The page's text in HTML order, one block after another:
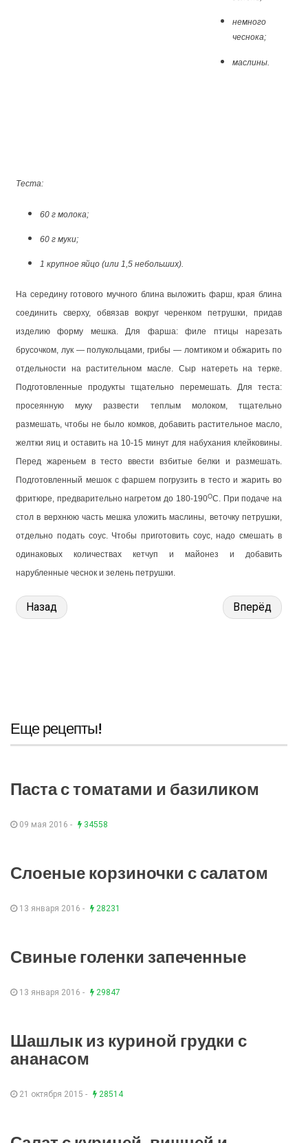
немного
чеснока;
маслины.
Теста:
60 г молока;
60 г муки;
1 крупное яйцо (или 1,5 небольших).
На середину готового мучного блина выложить фарш, края блина
соединить сверху, обвязав вокруг черенком петрушки, придав
изделию форму мешка. Для фарша: филе птицы нарезать
брусочком, лук — полукольцами, грибы — ломтиком и обжарить по
отдельности на растительном масле. Сыр натереть на терке.
Подготовленные продукты тщательно перемешать. Для теста:
просеянную муку развести теплым молоком, тщательно
размешать, чтобы не было комков, добавить растительное масло,
желтки яиц и оставить на 10-15 минут для набухания клейковины.
Перед жареньем в тесто ввести взбитые белки и размешать.
Подготовленный мешок с фаршем погрузить в тесто и жарить во
фритюре, предварительно нагретом до 180-190ОС. При подаче на
стол в верхнюю часть мешка уложить маслины, веточку петрушки,
отдельно подать соус. Чтобы приготовить соус, надо смешать в
одинаковых количествах кетчуп и майонез и добавить
нарубленные чеснок и зелень петрушки.
Назад Вперёд
Еще рецепты!
Паста с томатами и базиликом
09 мая 2016 - 34558
Слоеные корзиночки с салатом
13 января 2016 - 28231
Свиные голенки запеченные
13 января 2016 - 29847
Шашлык из куриной грудки с
ананасом
21 октября 2015 - 28514